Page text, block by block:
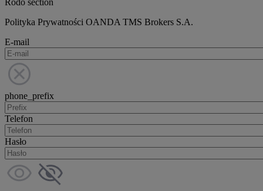
Polityka Prywatności OANDA TMS Brokers S.A.
E-mail
phone_prefix
Telefon
Hasło